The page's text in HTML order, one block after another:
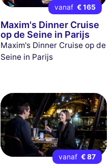
vanaf € 165
Maxim's Dinner Cruise
op de Seine in Parijs
Maxim's Dinner Cruise op de
Seine in Parijs
vanaf € 87